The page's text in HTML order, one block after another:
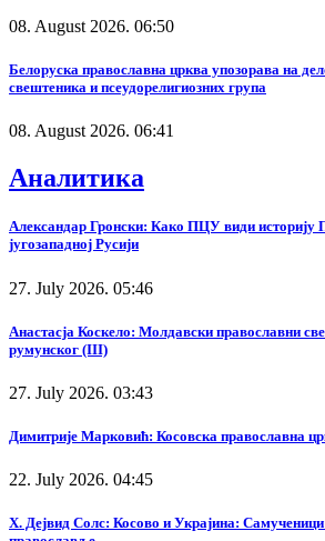
08. August 2026. 06:50
Белоруска православна црква упозорава на
свештеника и псеудорелигиозних група
08. August 2026. 06:41
Аналитика
Александар Гронски: Како ПЦУ види историју
југозападној Русији
27. July 2026. 05:46
Анастасја Коскело: Молдавски православни
румунског (III)
27. July 2026. 03:43
Димитрије Марковић: Косовска православна
22. July 2026. 04:45
Х. Дејвид Солс: Косово и Украјина: Самученици